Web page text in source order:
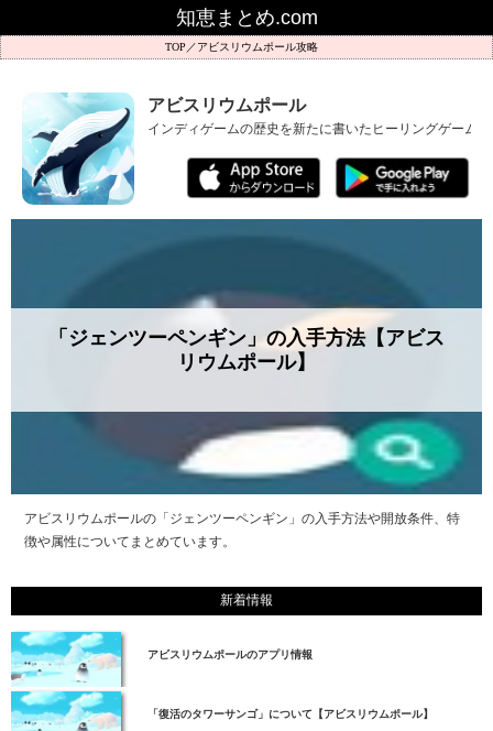
知恵まとめ.com
アビスリウムポール攻略
アビスリウムポール
インディゲームの歴史を新たに書いたヒーリングゲーム
「ジェンツーペンギン」の入手方法【アビス
リウムポール】
アビスリウムポールの「ジェンツーペンギン」の入手方法や開放条件、特
徴や属性についてまとめています。
新着情報
アビスリウムポールのアプリ情報
「復活のタワーサンゴ」について【アビスリウムポール】